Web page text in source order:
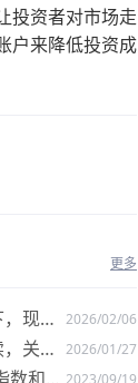
投资者对市场走
户来降低投资成
更多
现货
2026/02/06
关注
2026/01/27
2023/09/19